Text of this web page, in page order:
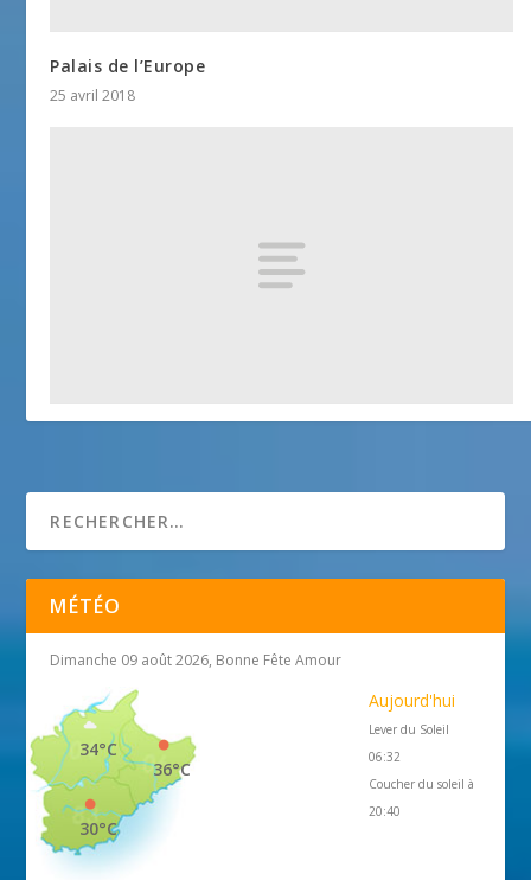
Palais de l’Europe
25 avril 2018
MÉTÉO
Dimanche 09 août 2026, Bonne Fête Amour
36°C
34°C
30°C
Aujourd'hui
Lever du Soleil
06:32
Coucher du soleil à
20:40